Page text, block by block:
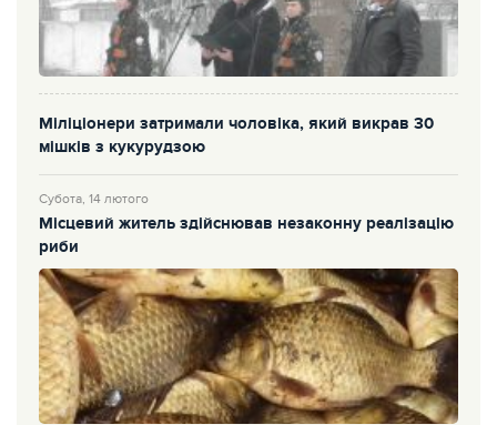
Міліціонери затримали чоловіка, який викрав 30
мішків з кукурудзою
Субота, 14 лютого
Місцевий житель здійснював незаконну реалізацію
риби